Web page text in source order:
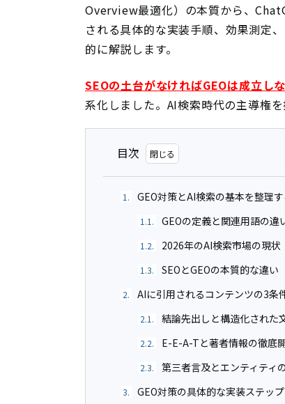
Overview最適化）の本質から、
される具体的な実装手順、効果測定
的に解説します。
SEOの土台がなければGEOは成立し
系化しました。AI検索時代の主導権
目次
1. GEO対策とAI検索の基本を整理す
1.1. GEOの定義と関連用語の違
1.2. 2026年のAI検索市場の現状
1.3. SEOとGEOの本質的な違い
2. AIに引用されるコンテンツの3条
2.1. 結論先出しと構造化された
2.2. E-E-A-Tと著者情報の徹底
2.3. 第三者言及とエンティティ
3. GEO対策の具体的な実装ステップ